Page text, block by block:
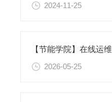
2024-11-25
2026-05-25